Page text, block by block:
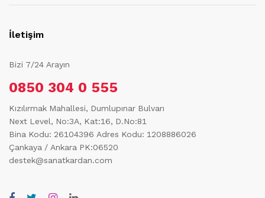
İletişim
Bizi 7/24 Arayın
0850 304 0 555
Kızılırmak Mahallesi, Dumlupınar Bulvarı
Next Level, No:3A, Kat:16, D.No:81
Bina Kodu: 26104396 Adres Kodu: 1208886026
Çankaya / Ankara PK:06520
destek@sanatkardan.com